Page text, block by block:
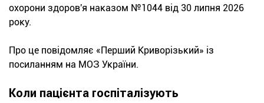
охорони здоров'я наказом №1044 від 30 липня 2026
року.
Про це повідомляє «Перший Криворізький» із
посиланням на МОЗ України.
Коли пацієнта госпіталізують